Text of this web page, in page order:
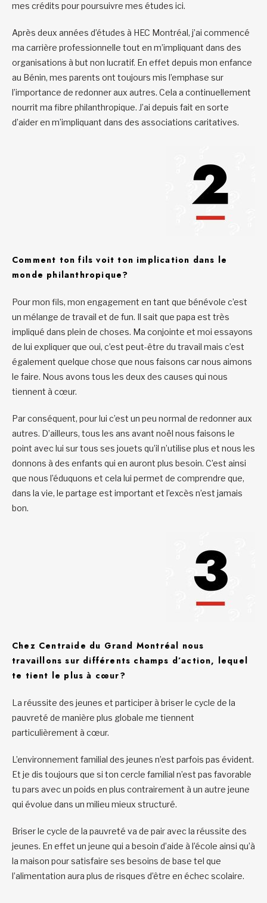
mes crédits pour poursuivre mes études ici.
Après deux années d’études à HEC Montréal, j’ai commencé
ma carrière professionnelle tout en m’impliquant dans des
organisations à but non lucratif. En effet depuis mon enfance
au Bénin, mes parents ont toujours mis l’emphase sur
l’importance de redonner aux autres. Cela a continuellement
nourrit ma fibre philanthropique. J’ai depuis fait en sorte
d’aider en m’impliquant dans des associations caritatives.
Comment ton fils voit ton implication dans le
monde philanthropique?
Pour mon fils, mon engagement en tant que bénévole c’est
un mélange de travail et de fun. Il sait que papa est très
impliqué dans plein de choses. Ma conjointe et moi essayons
de lui expliquer que oui, c’est peut-être du travail mais c’est
également quelque chose que nous faisons car nous aimons
le faire. Nous avons tous les deux des causes qui nous
tiennent à cœur.
Par conséquent, pour lui c’est un peu normal de redonner aux
autres. D’ailleurs, tous les ans avant noël nous faisons le
point avec lui sur tous ses jouets qu’il n’utilise plus et nous les
donnons à des enfants qui en auront plus besoin. C’est ainsi
que nous l’éduquons et cela lui permet de comprendre que,
dans la vie, le partage est important et l’excès n’est jamais
bon.
Chez Centraide du Grand Montréal nous
travaillons sur différents champs d’action, lequel
te tient le plus à cœur?
La réussite des jeunes et participer à briser le cycle de la
pauvreté de manière plus globale me tiennent
particulièrement à cœur.
L’environnement familial des jeunes n’est parfois pas évident.
Et je dis toujours que si ton cercle familial n’est pas favorable
tu pars avec un poids en plus contrairement à un autre jeune
qui évolue dans un milieu mieux structuré.
Briser le cycle de la pauvreté va de pair avec la réussite des
jeunes. En effet un jeune qui a besoin d’aide à l’école ainsi qu’à
la maison pour satisfaire ses besoins de base tel que
l’alimentation aura plus de risques d’être en échec scolaire.